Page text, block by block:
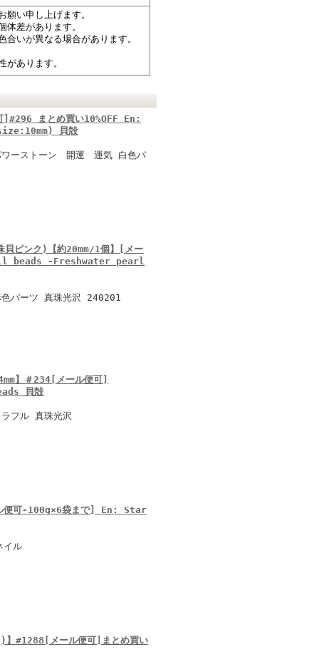
い申し上げます。
体差があります。
合いが異なる場合があります。
があります。
]#296 まとめ買い10%OFF En:
貝殻
ワーストーン 開運 運気 白色パ
貝ピンク)【約20mm/1個】[メー
beads -Freshwater pearl
パーツ 真珠光沢 240201
】＃234[メール便可]
貝殻
フル 真珠光沢
ル便可-100g×6袋まで] En: Star
イル
】#1288[メール便可]まとめ買い